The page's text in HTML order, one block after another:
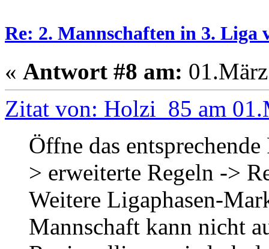
Re: 2. Mannschaften in 3. Liga
« Antwort #8 am:
Zitat von: Holzi_85 am
Öffne das
> erweiterte Regeln ->
Weitere Ligaphasen-
Mannschaft kann nicht